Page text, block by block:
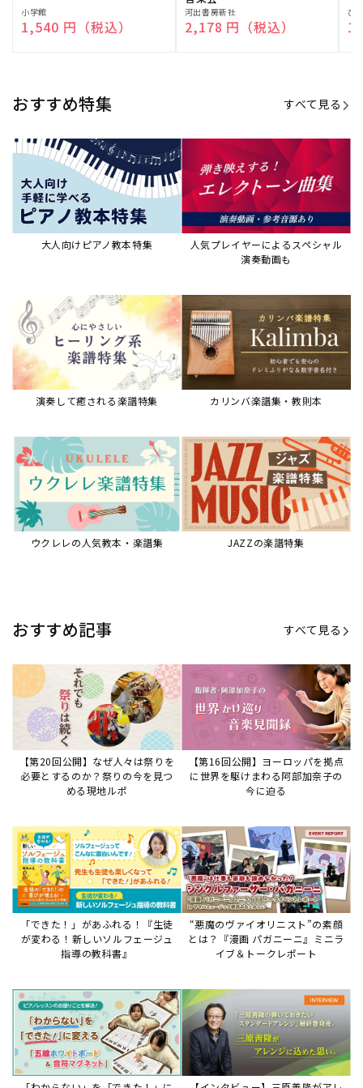
JAZZの楽譜特集
おすすめ記事 すべて見る
【第20回公開】なぜ人々は祭りを
必要とするのか？祭りの今を見つ
める現地ルポ
【第16回公開】ヨーロッパを拠点
に世界を駆けまわる阿部加奈子の
今に迫る
「できた！」があふれる！『生徒
指導の教科書』
イブ＆トークレポート
ード活用術
サイトからのお知らせ
2026年8月6日
8月6日障害発生のお知らせ